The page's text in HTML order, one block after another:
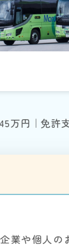
万円｜免許
企業や個人の